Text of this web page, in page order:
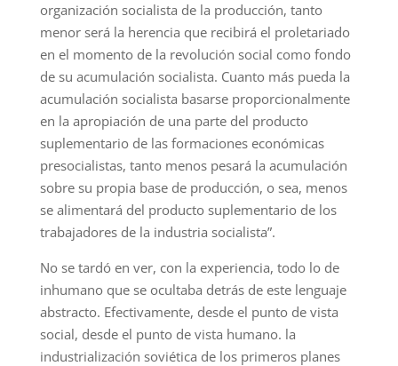
organización socialista de la producción, tanto
menor será la herencia que recibirá el proletariado
en el momento de la revolución social como fondo
de su acumulación socialista. Cuanto más pueda la
acumulación socialista basarse proporcionalmente
en la apropiación de una parte del producto
suplementario de las formaciones económicas
presocialistas, tanto menos pesará la acumulación
sobre su propia base de producción, o sea, menos
se alimentará del producto suplementario de los
trabajadores de la industria socialista”.
No se tardó en ver, con la experiencia, todo lo de
inhumano que se ocultaba detrás de este lenguaje
abstracto. Efectivamente, desde el punto de vista
social, desde el punto de vista humano. la
industrialización soviética de los primeros planes